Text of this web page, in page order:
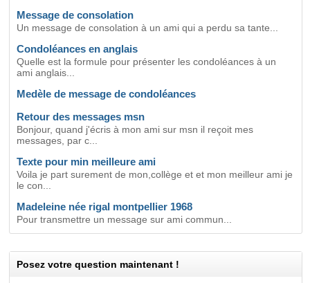
Message de consolation
Un message de consolation à un ami qui a perdu sa tante...
Condoléances en anglais
Quelle est la formule pour présenter les condoléances à un
ami anglais...
Medèle de message de condoléances
Retour des messages msn
Bonjour, quand j'écris à mon ami sur msn il reçoit mes
messages, par c...
Texte pour min meilleure ami
Voila je part surement de mon,collège et et mon meilleur ami je
le con...
Madeleine née rigal montpellier 1968
Pour transmettre un message sur ami commun...
Posez votre question maintenant !